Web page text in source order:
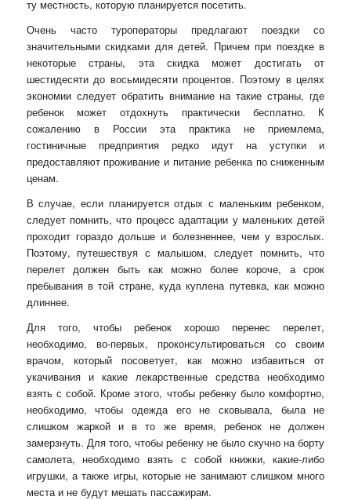
ту местность, которую планируется посетить.
Очень часто туроператоры предлагают поездки со
значительными скидками для детей. Причем при поездке в
некоторые страны, эта скидка может достигать от
шестидесяти до восьмидесяти процентов. Поэтому в целях
экономии следует обратить внимание на такие страны, где
ребенок может отдохнуть практически бесплатно. К
сожалению в России эта практика не приемлема,
гостиничные предприятия редко идут на уступки и
предоставляют проживание и питание ребенка по сниженным
ценам.
В случае, если планируется отдых с маленьким ребенком,
следует помнить, что процесс адаптации у маленьких детей
проходит гораздо дольше и болезненнее, чем у взрослых.
Поэтому, путешествуя с малышом, следует помнить, что
перелет должен быть как можно более короче, а срок
пребывания в той стране, куда куплена путевка, как можно
длиннее.
Для того, чтобы ребенок хорошо перенес перелет,
необходимо, во-первых, проконсультироваться со своим
врачом, который посоветует, как можно избавиться от
укачивания и какие лекарственные средства необходимо
взять с собой. Кроме этого, чтобы ребенку было комфортно,
необходимо, чтобы одежда его не сковывала, была не
слишком жаркой и в то же время, ребенок не должен
замерзнуть. Для того, чтобы ребенку не было скучно на борту
самолета, необходимо взять с собой книжки, какие-либо
игрушки, а также игры, которые не занимают слишком много
места и не будут мешать пассажирам.